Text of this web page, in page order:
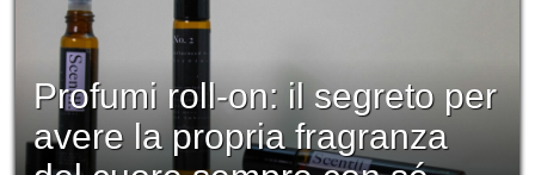
Profumi roll-on: il segreto per
avere la propria fragranza